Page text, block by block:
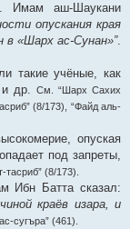
Имам аш-Шаукани
опускания края
в «Шарх ас-Сунан»”.
такие учёные, как
др. См. “Шарх Сахих
(8/173), “Файд аль-
опуская
под запреты,
(8/173).
Ибн Батта сказал:
краёв изара, и
сугъра” (461).